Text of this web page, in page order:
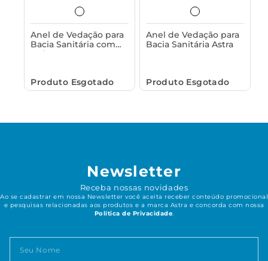
Anel de Vedação para
Bacia Sanitária com
Guia Astra
Produto Esgotado
Anel de Vedação para
Bacia Sanitária Astra
Produto Esgotado
Newsletter
Receba nossas novidades
Ao se cadastrar em nossa Newsletter você aceita receber conteúdo promocional
e pesquisas relacionadas aos produtos e a marca Astra e concorda com nossa
Política de Privacidade.